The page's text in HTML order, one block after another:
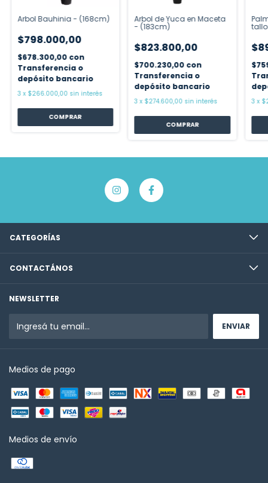
Arbol Bauhinia - (168cm)
$798.000,00
$678.300,00 con
Transferencia o
depósito bancario
3 x $266.000,00 sin interés
Arbol de Yuca en Maceta
- (183cm)
$823.800,00
$700.230,00 con
Transferencia o
depósito bancario
3 x $274.600,00 sin interés 3 x
CATEGORÍAS
CONTACTÁNOS
NEWSLETTER
Medios de pago
Medios de envío